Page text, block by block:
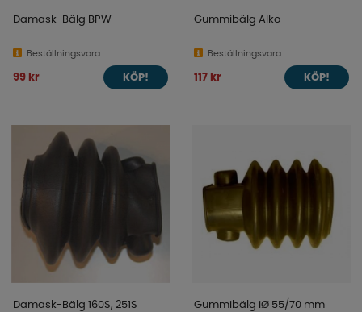
Damask-Bälg BPW
Beställningsvara
99 kr KÖP!
Gummibälg Alko
Beställningsvara
117 kr KÖP!
Damask-Bälg 160S, 251S Gummibälg iØ 55/70 mm